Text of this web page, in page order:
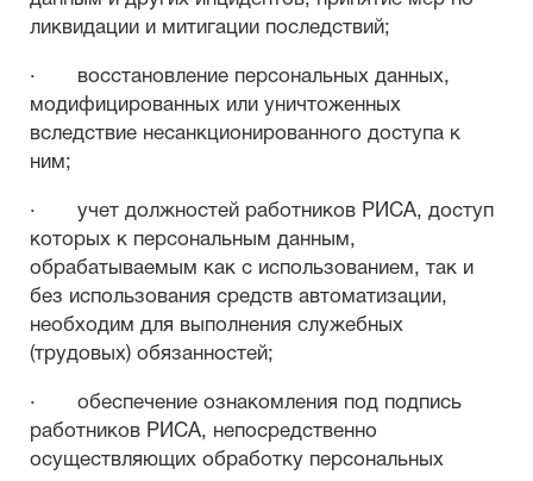
ликвидации и митигации последствий;
· восстановление персональных данных,
модифицированных или уничтоженных
вследствие несанкционированного доступа к
ним;
· учет должностей работников РИСА, доступ
которых к персональным данным,
обрабатываемым как с использованием, так и
без использования средств автоматизации,
необходим для выполнения служебных
(трудовых) обязанностей;
· обеспечение ознакомления под подпись
работников РИСА, непосредственно
осуществляющих обработку персональных